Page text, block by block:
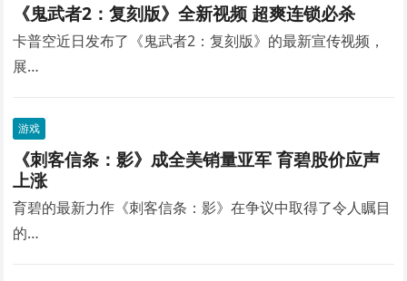
《鬼武者2：复刻版》全新视频 超爽连锁必杀
卡普空近日发布了《鬼武者2：复刻版》的最新宣传视频，
展…
游戏
《刺客信条：影》成全美销量亚军 育碧股价应声
上涨
育碧的最新力作《刺客信条：影》在争议中取得了令人瞩目
的…